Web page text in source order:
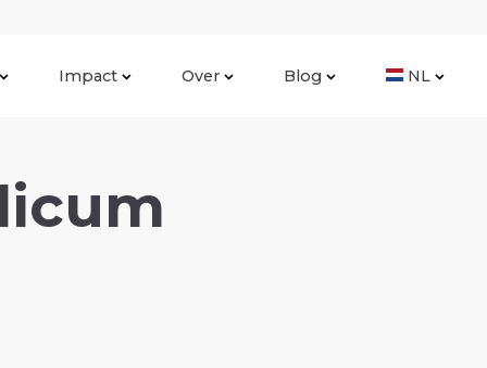
Impact Over Blog NL